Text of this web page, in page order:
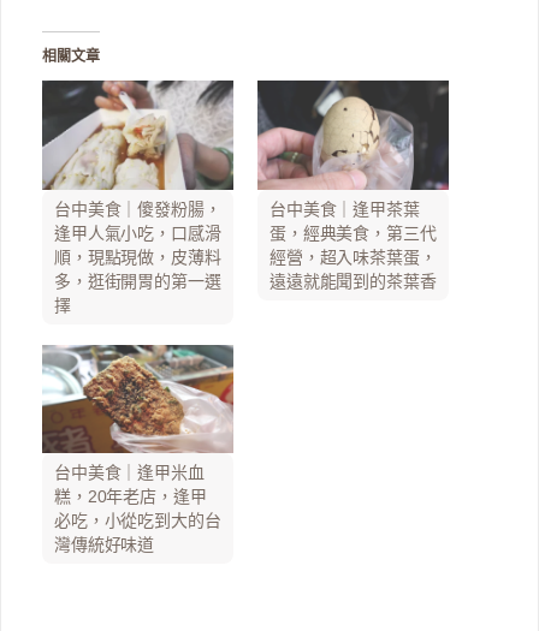
相關文章
台中美食｜傻發粉腸，
逢甲人氣小吃，口感滑
順，現點現做，皮薄料
多，逛街開胃的第一選
擇
台中美食｜逢甲茶葉
蛋，經典美食，第三代
經營，超入味茶葉蛋，
遠遠就能聞到的茶葉香
台中美食｜逢甲米血
糕，20年老店，逢甲
必吃，小從吃到大的台
灣傳統好味道